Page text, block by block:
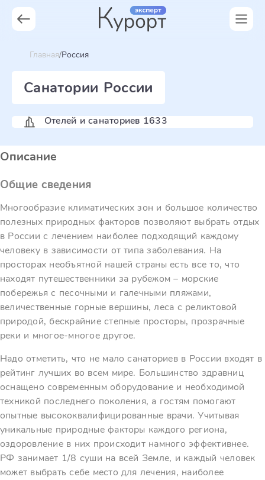
Главная Россия
Санатории России
Отелей и санаториев 1633
Описание
Общие сведения
Многообразие климатических зон и большое количество
полезных природных факторов позволяют выбрать отдых
в России с лечением наиболее подходящий каждому
человеку в зависимости от типа заболевания. На
просторах необъятной нашей страны есть все то, что
находят путешественники за рубежом – морские
побережья с песочными и галечными пляжами,
величественные горные вершины, леса с реликтовой
природой, бескрайние степные просторы, прозрачные
реки и многое-многое другое.
Надо отметить, что не мало санаториев в России входят в
рейтинг лучших во всем мире. Большинство здравниц
оснащено современным оборудование и необходимой
техникой последнего поколения, а гостям помогают
опытные высококвалифицированные врачи. Учитывая
уникальные природные факторы каждого региона,
оздоровление в них происходит намного эффективнее.
РФ занимает 1/8 суши на всей Земле, и каждый человек
может выбрать себе место для лечения, наиболее